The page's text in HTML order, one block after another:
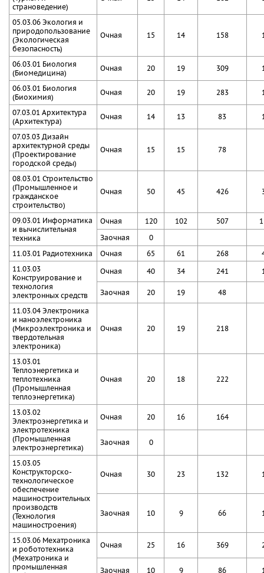
страноведение)
05.03.06 Экология и
природопользование
(Экологическая
безопасность)
Очная 15 14 158
06.03.01 Биология
(Биомедицина)
Очная 20 19 309
06.03.01 Биология
(Биохимия)
Очная 20 19 283
07.03.01 Архитектура
(Архитектура)
Очная 14 13 83
07.03.03 Дизайн
архитектурной среды
(Проектирование
городской среды)
Очная 15 15 78
08.03.01 Строительство
(Промышленное и
гражданское
строительство)
Очная 50 45 426
09.03.01 Информатика
и вычислительная
техника
Очная 120 102 507
Заочная
0
11.03.01 Радиотехника
Очная 65 61 268
11.03.03
Конструирование и
технология
электронных средств
Очная 40 34 241
Заочная 20 19 48
11.03.04 Электроника
и наноэлектроника
(Микроэлектроника и
твердотельная
электроника)
Очная 20 19 218
13.03.01
Теплоэнергетика и
теплотехника
(Промышленная
теплоэнергетика)
Очная 20 18 222
13.03.02
Электроэнергетика и
электротехника
(Промышленная
электроэнергетика)
Очная 20 16 164
Заочная 0
15.03.05
Конструкторско-
технологическое
обеспечение
машиностроительных
производств
(Технология
машиностроения)
Очная 30 23 132
Заочная 10 9 66
15.03.06 Мехатроника
и робототехника
(Мехатроника и
промышленная
Очная 25 16 369
Заочная 10 9 86